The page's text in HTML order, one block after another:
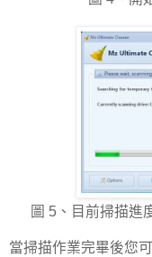
圖 5、目前掃描進
當掃描作業完畢後您